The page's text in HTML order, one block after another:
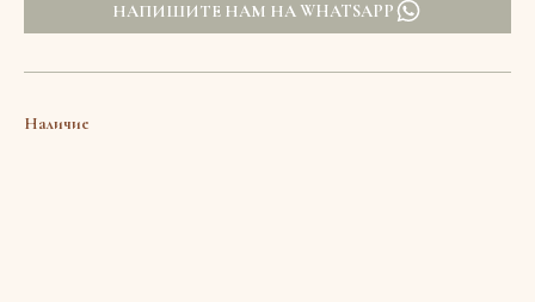
НАПИШИТЕ НАМ НА WHATSAPP
Наличие